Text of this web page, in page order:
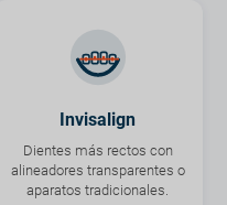
Invisalign
Dientes más rectos con
alineadores transparentes o
aparatos tradicionales.